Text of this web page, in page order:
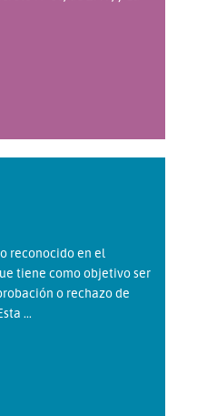
reconocido en el
tiene como objetivo ser
o rechazo de
...